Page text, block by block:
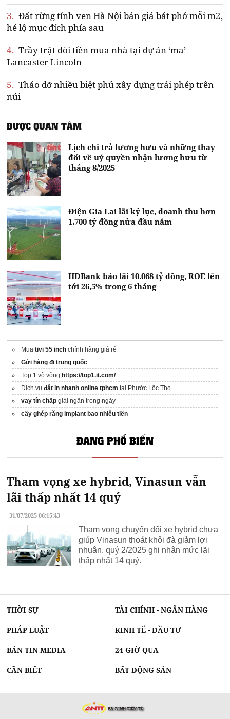
3. Đất rừng tỉnh ven Hà Nội bán giá bát phở mỗi m2,
hé lộ mục đích phía sau
4. Trầy trật đòi tiền mua nhà tại dự án ‘ma’
Lancaster Lincoln
5. Tháo dỡ nhiều biệt phủ xây dựng trái phép trên
núi
ĐƯỢC QUAN TÂM
Lịch chi trả lương hưu và những thay
đổi về uỷ quyền nhận lương hưu từ
tháng 8/2025
Điện Gia Lai lãi kỷ lục, doanh thu hơn
1.700 tỷ đồng nửa đầu năm
HDBank báo lãi 10.068 tỷ đồng, ROE lên
tới 26,5% trong 6 tháng
Muativi 55 inch chính hãng giá rẻ
Gửi hàng đi trung quốc
Top 1 võ vônghttps://top1.it.com/
Dịch vụđặt in nhanh online tphcm tại Phước Lộc Thọ
vay tín chấp giải ngân trong ngày
cấy ghép răng implant bao nhiêu tiền
ĐANG PHỔ BIẾN
Tham vọng xe hybrid, Vinasun vẫn
lãi thấp nhất 14 quý
31/07/2025 06:15:43
Tham vọng chuyển đổi xe hybrid chưa
giúp Vinasun thoát khỏi đà giảm lợi
nhuận, quý 2/2025 ghi nhận mức lãi
thấp nhất 14 quý.
THỜI SỰ TÀI CHÍNH - NGÂN HÀNG
PHÁP LUẬT KINH TẾ - ĐẦU TƯ
BẢN TIN MEDIA 24 GIỜ QUA
CẦN BIẾT BẤT ĐỘNG SẢN